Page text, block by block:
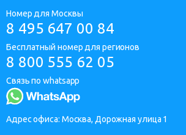
Номер для Москвы
8 495 647 00 84
Бесплатный номер для регионов
8 800 555 62 05
Связь по whatsapp
Адрес офиса: Москва, Дорожная улица 1